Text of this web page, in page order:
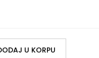
U KORPU